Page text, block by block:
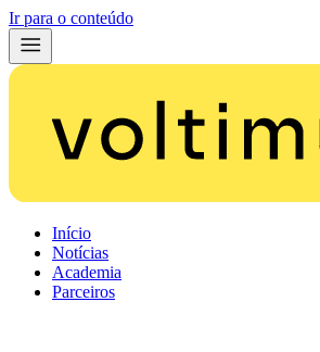
Ir para o conteúdo
Início
Notícias
Academia
Parceiros